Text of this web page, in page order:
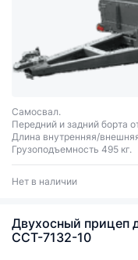
Самосвал.
Передний и задний борта
Длина внутренняя/
Грузоподъемность 495 кг.
Нет в наличии
Двухосный прицеп
ССТ-7132-10